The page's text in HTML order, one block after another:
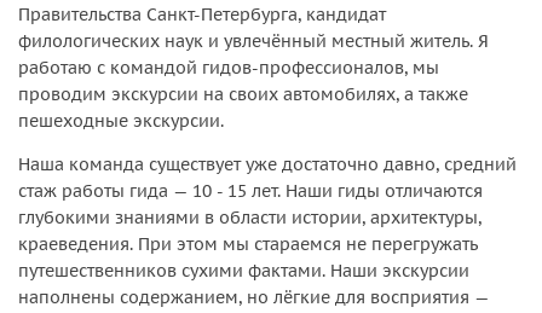
Правительства Санкт-Петербурга, кандидат
филологических наук и увлечённый местный житель. Я
работаю с командой гидов-профессионалов, мы
проводим экскурсии на своих автомобилях, а также
пешеходные экскурсии.
Наша команда существует уже достаточно давно, средний
стаж работы гида — 10 - 15 лет. Наши гиды отличаются
глубокими знаниями в области истории, архитектуры,
краеведения. При этом мы стараемся не перегружать
путешественников сухими фактами. Наши экскурсии
наполнены содержанием, но лёгкие для восприятия —